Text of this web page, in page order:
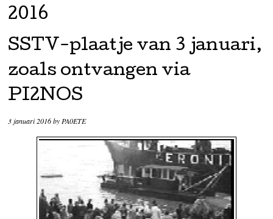
2016
SSTV-plaatje van 3 januari,
zoals ontvangen via
PI2NOS
3 januari 2016byPA0ETE